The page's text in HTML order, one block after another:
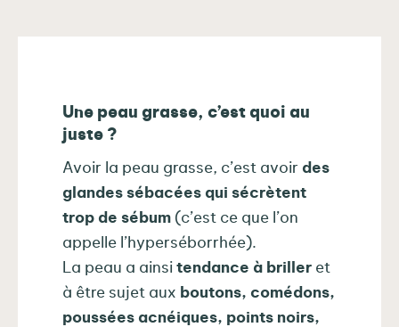
Une peau grasse, c’est quoi au
juste ?
Avoir la peau grasse, c’est avoir des
glandes sébacées qui sécrètent
trop de sébum (c’est ce que l’on
appelle l’hyperséborrhée).
La peau a ainsi tendance à briller et
à être sujet aux boutons, comédons,
poussées acnéiques, points noirs,